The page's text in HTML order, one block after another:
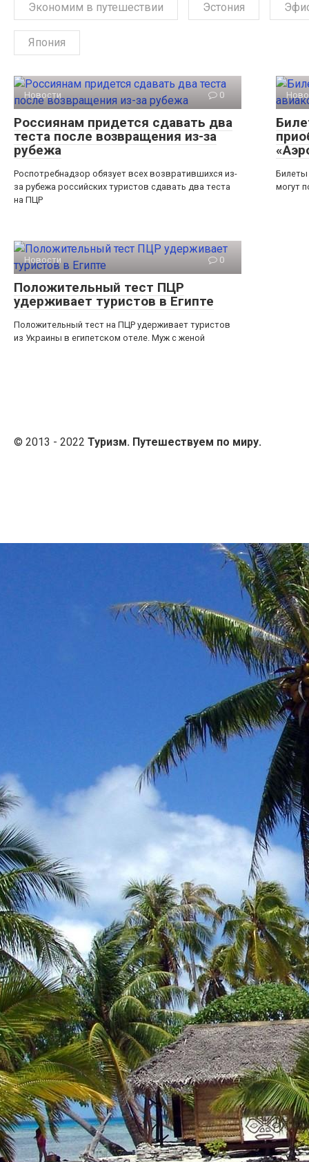
Экономим в путешествии Эстония
Япония
Новости 0
Россиянам придется сдавать два
теста после возвращения из-за
рубежа
Роспотребнадзор обязует всех возвратившихся из-
за рубежа российских туристов сдавать два теста
на ПЦР
Билеты
могут
Новости 0
Положительный тест ПЦР
удерживает туристов в Египте
Положительный тест на ПЦР удерживает туристов
из Украины в египетском отеле. Муж с женой
© 2013 - 2022 Туризм. Путешествуем по миру.